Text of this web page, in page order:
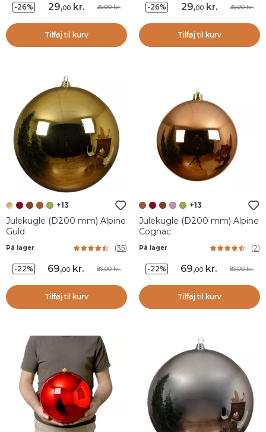
-26% 29,00 kr. 39,00 kr.
Tilføj til kurv
-26% 29,00 kr. 39,00 kr.
Tilføj til kurv
+13
Julekugle (D200 mm) Alpine
Guld
På lager (35)
-22% 69,00 kr. 89,00 kr.
Tilføj til kurv
+13
Julekugle (D200 mm) Alpine
Cognac
På lager (2)
-22% 69,00 kr. 89,00 kr.
Tilføj til kurv